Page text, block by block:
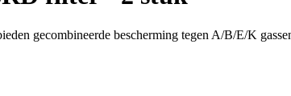
gecombineerde bescherming tegen A/B/E/K